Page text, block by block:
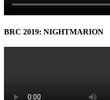
BRC 2019: NIGHTMARION